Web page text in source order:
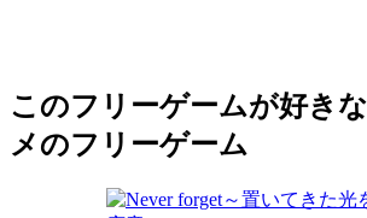
このフリーゲームが好き
メのフリーゲーム